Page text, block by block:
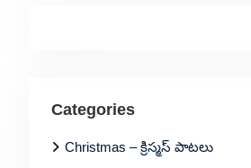
Categories
Christmas – క్రిస్మస్ పాటలు